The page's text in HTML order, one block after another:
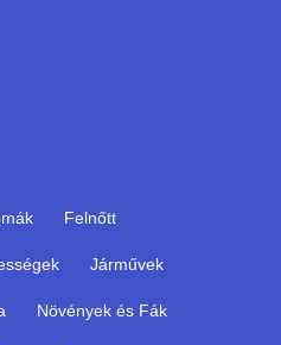
Felnőtt
Járművek
Növények és Fák